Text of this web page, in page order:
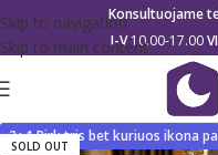
Skip to navigation
Skip to main content
Konsultuojame
I-V10.00-17.00VI
SOLD OUT
2+1 Pirk tris bet kuriuos ikona